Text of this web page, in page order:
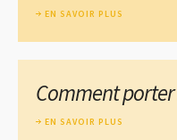
EN SAVOIR PLUS
Comment porter
EN SAVOIR PLUS